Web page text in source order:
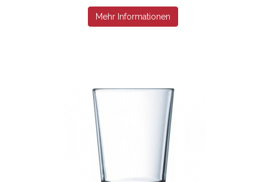
Mehr Informationen